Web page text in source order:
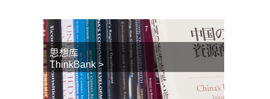
思想库
ThinkBank >